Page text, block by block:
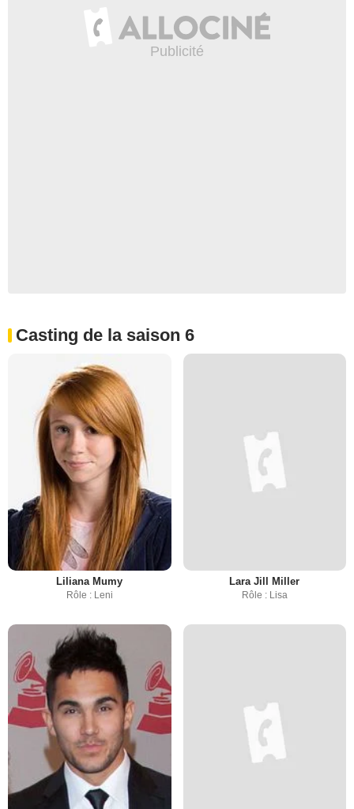
Casting de la saison 6
Liliana Mumy
Rôle : Leni
Lara Jill Miller
Rôle : Lisa